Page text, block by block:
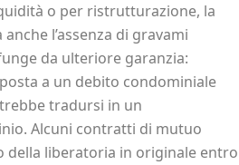
o per ristrutturazione, la
l’assenza di gravami
da ulteriore garanzia:
a un debito condominiale
tradursi in un
Alcuni contratti di mutuo
della liberatoria in originale entro